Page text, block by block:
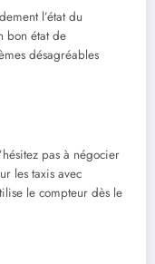
l’état du
bon état de
désagréables
pas à négocier
les taxis avec
le compteur dès le